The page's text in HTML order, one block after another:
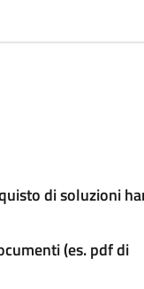
di soluzioni
(es. pdf di